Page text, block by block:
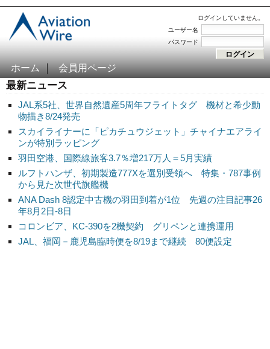
ログインしていません。
ユーザー名
パスワード
ホーム 会員用ページ
最新ニュース
JAL系5社、世界自然遺産5周年フライトタグ 機材と希少動
物描き8/24発売
スカイライナーに「ピカチュウジェット」チャイナエアライ
ンが特別ラッピング
羽田空港、国際線旅客3.7％増217万人＝5月実績
ルフトハンザ、初期製造777Xを選別受領へ 特集・787事例
から見た次世代旗艦機
ANA Dash 8認定中古機の羽田到着が1位 先週の注目記事26
年8月2日-8日
コロンビア、KC-390を2機契約 グリペンと連携運用
JAL、福岡－鹿児島臨時便を8/19まで継続 80便設定